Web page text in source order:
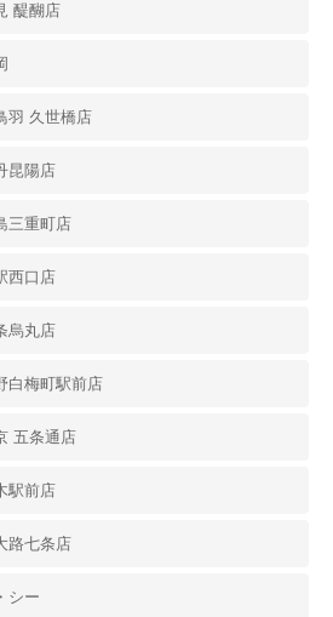
醍醐店
羽 久世橋店
昆陽店
三重町店
西口店
烏丸店
白梅町駅前店
五条通店
駅前店
路七条店
シー